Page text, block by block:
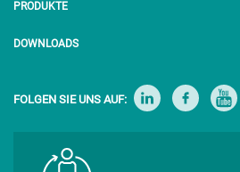
PRODUKTE
DOWNLOADS
FOLGEN SIE UNS AUF: